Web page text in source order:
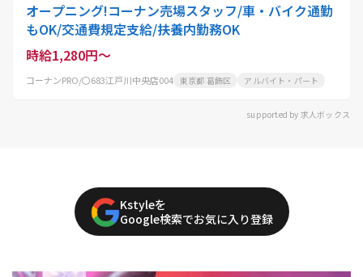
オープニング!コーナン売場スタッフ/車・バイク通勤
もOK/交通費規定支給/扶養内勤務OK
時給1,280円～
コーナンPRO/〇683江戸川中央店004 東京都 葛飾区 アルバイト・パート
supported by 求人ボックス
Kstyleを
Google検索でお気に入り登録